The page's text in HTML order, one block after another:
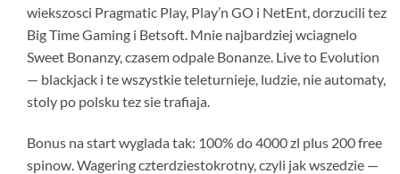
wiekszosci Pragmatic Play, Play’n GO i NetEnt, dorzucili tez
Big Time Gaming i Betsoft. Mnie najbardziej wciagnelo
Sweet Bonanzy, czasem odpale Bonanze. Live to Evolution
— blackjack i te wszystkie teleturnieje, ludzie, nie automaty,
stoly po polsku tez sie trafiaja.
Bonus na start wyglada tak: 100% do 4000 zl plus 200 free
spinow. Wagering czterdziestokrotny, czyli jak wszedzie —